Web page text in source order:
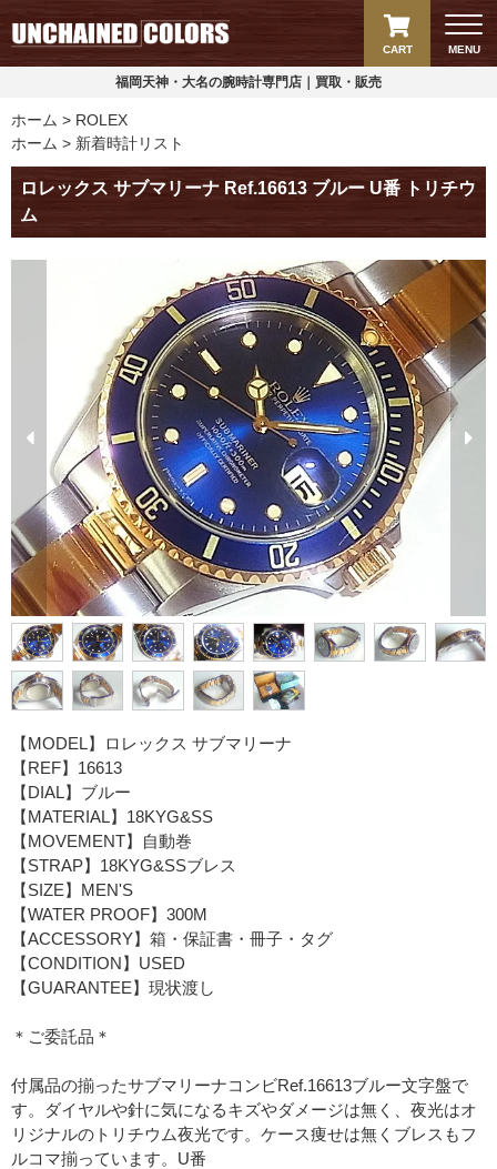
MENU
CART
福岡天神・大名の腕時計専門店｜買取・販売
ホーム
ROLEX
ホーム
新着時計リスト
ロレックス サブマリーナ Ref.16613 ブルー U番 トリチウ
ム
【MODEL】ロレックス サブマリーナ
【REF】16613
【DIAL】ブルー
【MATERIAL】18KYG&SS
【MOVEMENT】自動巻
【STRAP】18KYG&SSブレス
【SIZE】MEN'S
【WATER PROOF】300M
【ACCESSORY】箱・保証書・冊子・タグ
【CONDITION】USED
【GUARANTEE】現状渡し
＊ご委託品＊
付属品の揃ったサブマリーナコンビRef.16613ブルー文字盤で
す。ダイヤルや針に気になるキズやダメージは無く、夜光はオ
リジナルのトリチウム夜光です。ケース痩せは無くブレスもフ
ルコマ揃っています。U番